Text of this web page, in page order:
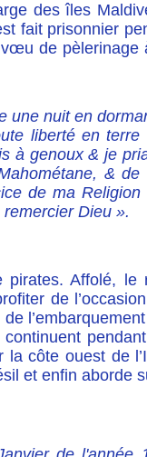
des îles
fait prisonnier
de pèlerinage
une nuit en
liberté en
à genoux & je
&
de ma
Dieu ».
pirates. Affolé,
de
côte ouest de
et enfin aborde